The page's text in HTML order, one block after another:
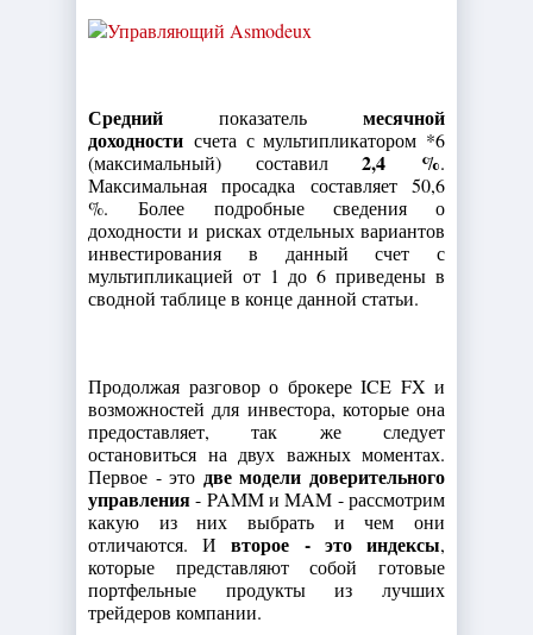
Средний показатель месячной
доходности счета с мультипликатором *6
(максимальный) составил2,4 %.
Максимальная просадка составляет 50,6
%. Более подробные сведения о
доходности и рисках отдельных вариантов
инвестирования в данный счет с
мультипликацией от 1 до 6 приведены в
сводной таблице в конце данной статьи.
Продолжая разговор о брокере ICE FX и
возможностей для инвестора, которые она
предоставляет, так же следует
остановиться на двух важных моментах.
Первое - это две модели доверительного
управления- PAMM и MAM - рассмотрим
какую из них выбрать и чем они
отличаются. Ивторое - это индексы,
которые представляют собой готовые
портфельные продукты из лучших
трейдеров компании.